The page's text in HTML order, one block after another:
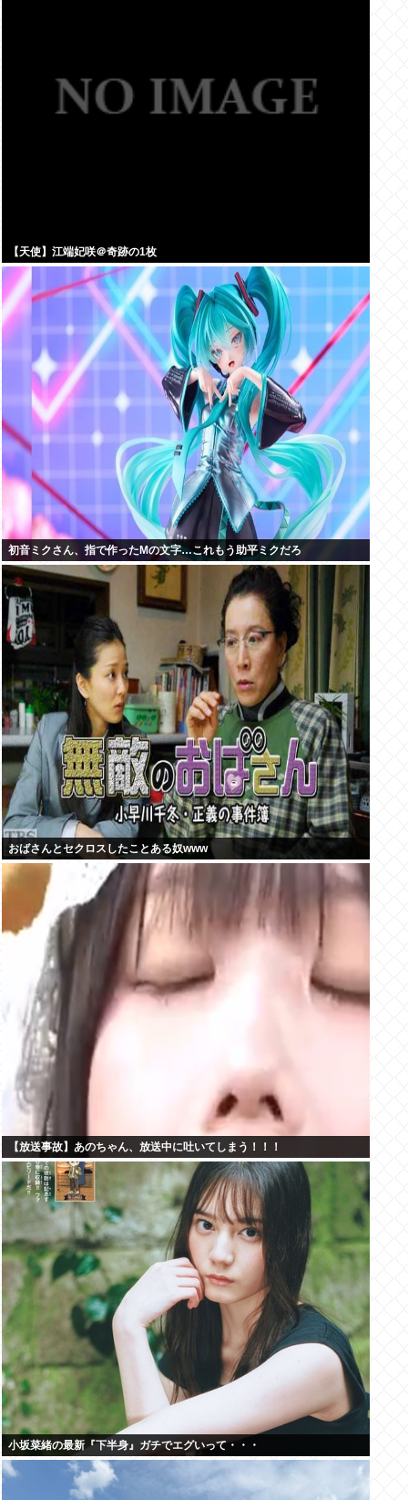
【天使】江端妃咲＠奇跡の1枚
初音ミクさん、指で作ったMの文字…これもう助平ミクだろ
おばさんとセクロスしたことある奴www
【放送事故】あのちゃん、放送中に吐いてしまう！！！
小坂菜緒の最新『下半身』ガチでエグいって・・・